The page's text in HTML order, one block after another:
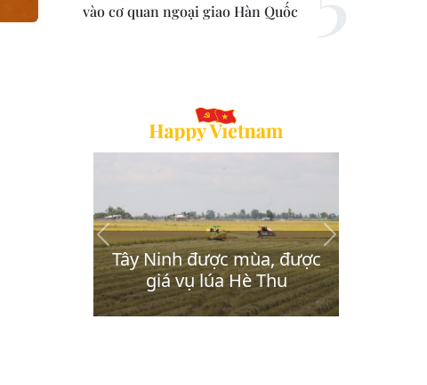
vào cơ quan ngoại giao Hàn Quốc